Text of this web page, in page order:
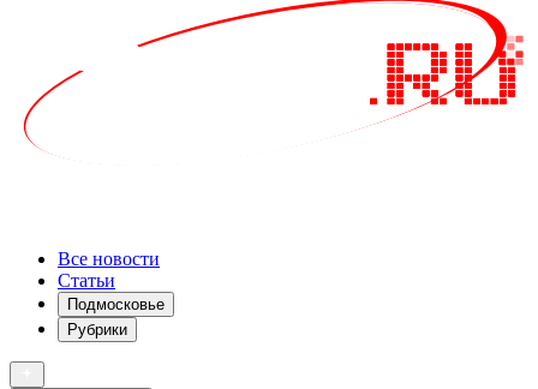
Все новости
Статьи
Подмосковье
Рубрики